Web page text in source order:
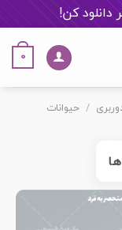
دانلود کن!
0
/ حیوانات